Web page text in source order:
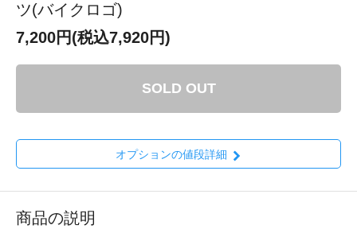
ツ(バイクロゴ)
7,200円(税込7,920円)
SOLD OUT
オプションの値段詳細
商品の説明